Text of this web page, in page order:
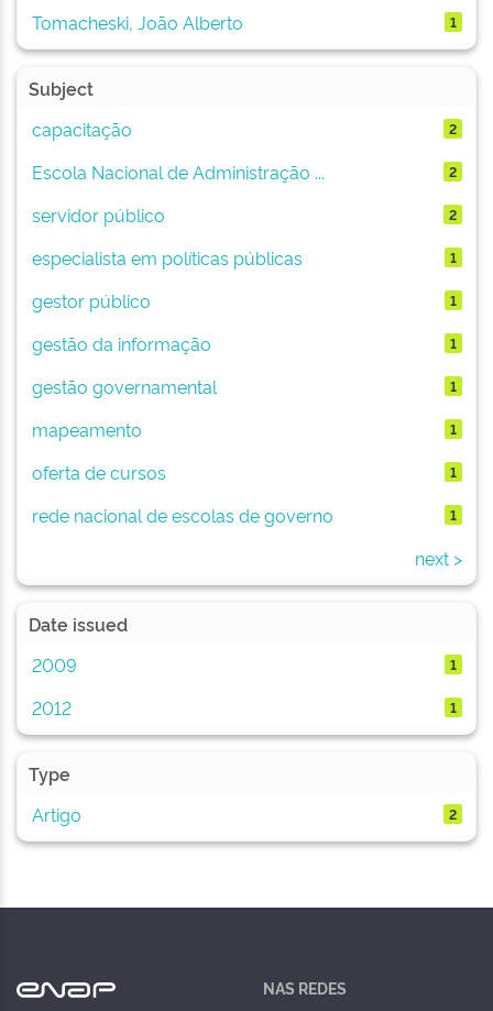
Tomacheski, João Alberto 1
Subject
capacitação
2
Escola Nacional de Administração ... 2
servidor público 2
especialista em políticas públicas 1
gestor público 1
gestão da informação 1
gestão governamental 1
mapeamento 1
oferta de cursos 1
rede nacional de escolas de governo 1
next >
Date issued
2009
1
2012 1
Type
Artigo
2
NAS REDES